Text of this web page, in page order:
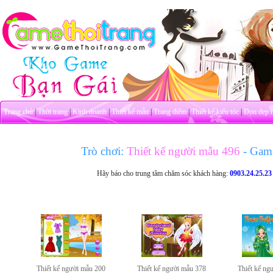
Trang chủ|Thời trang|Kinh doanh|Thiết kế mẫu|Trang điểm|Thiết kế kiểu tóc|Dọn dẹp
Trò chơi: Thiết kế người mẫu 496-
Hãy báo cho trung tâm chăm sóc khách hàng:0903.24.25.23
Thiết kế người mẫu 200 Thiết kế người mẫu 378 Thiết kế